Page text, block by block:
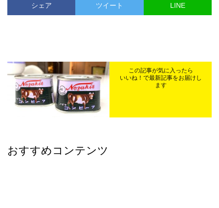
シェア ツイート LINE
この記事が気に入ったら
いいね！で最新記事をお届けし
ます
おすすめコンテンツ